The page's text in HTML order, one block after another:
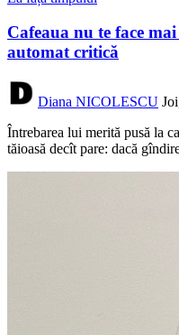
Cafeaua nu te face
automat critică
Diana NICOLESCU
Întrebarea lui merită pusă la
tăioasă decît pare: dacă